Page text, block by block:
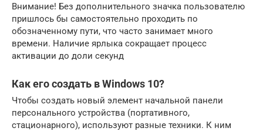
Внимание! Без дополнительного значка пользователю
пришлось бы самостоятельно проходить по
обозначенному пути, что часто занимает много
времени. Наличие ярлыка сокращает процесс
активации до доли секунд
Как его создать в Windows 10?
Чтобы создать новый элемент начальной панели
персонального устройства (портативного,
стационарного), используют разные техники. К ним